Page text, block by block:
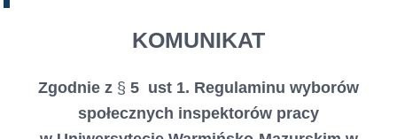
KOMUNIKAT
Zgodnie z § 5 ust 1. Regulaminu wyborów
społecznych inspektorów pracy